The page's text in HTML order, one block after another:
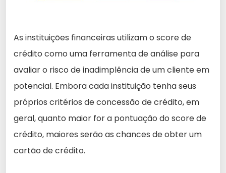
As instituições financeiras utilizam o score de
crédito como uma ferramenta de análise para
avaliar o risco de inadimplência de um cliente em
potencial. Embora cada instituição tenha seus
próprios critérios de concessão de crédito, em
geral, quanto maior for a pontuação do score de
crédito, maiores serão as chances de obter um
cartão de crédito.